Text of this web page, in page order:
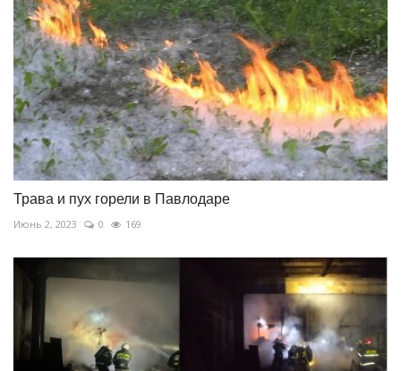
Трава и пух горели в Павлодаре
Июнь 2, 2023 0 169